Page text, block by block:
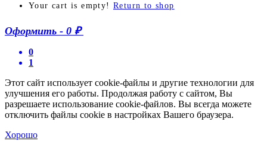
Your cart is empty! Return to shop
Оформить - 0 ₽
0
1
Этот сайт использует cookie-файлы и другие технологии для
улучшения его работы. Продолжая работу с сайтом, Вы
разрешаете использование cookie-файлов. Вы всегда можете
отключить файлы cookie в настройках Вашего браузера.
Хорошо